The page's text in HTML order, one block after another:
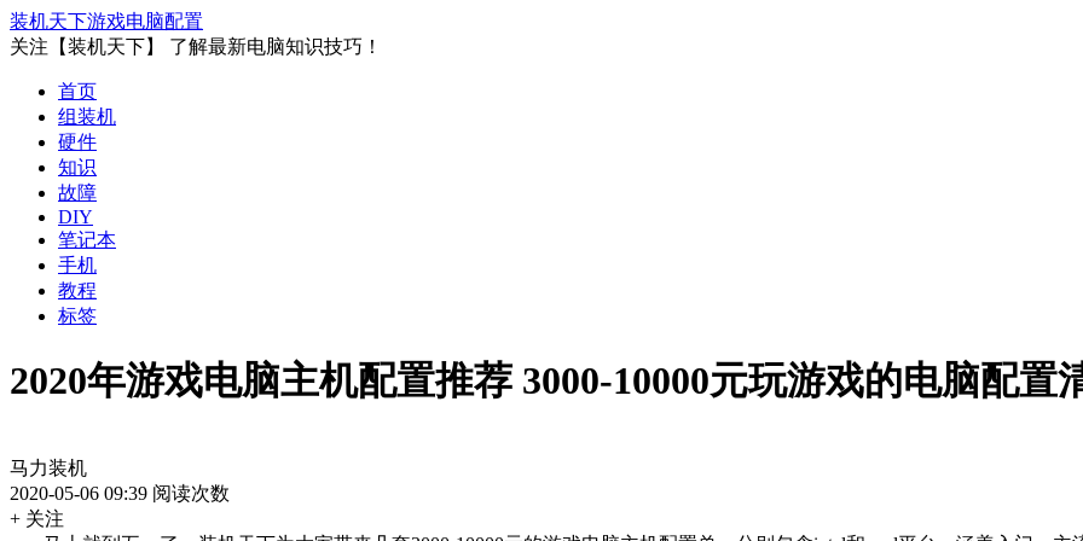
装机天下游戏电脑配置
关注【装机天下】 了解最新电脑知识技巧！
首页
组装机
硬件
知识
故障
DIY
笔记本
手机
教程
标签
2020年游戏电脑主机配置推荐 3000-10000元玩游戏的电脑配置
马力装机
2020-05-06 09:39 阅读次数
+ 关注